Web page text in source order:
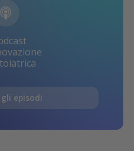
episodi